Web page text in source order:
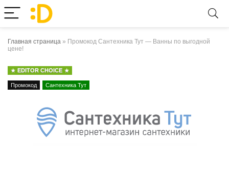
Главная страница » Промокод Сантехника Тут — Ванны по выгодной
цене!
EDITOR CHOICE
Промокод Сантехника Тут